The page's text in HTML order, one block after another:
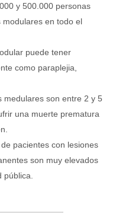
y 500.000 personas
en todo el
puede tener
como paraplejia,
medulares son entre 2 y 5
una muerte prematura
pacientes con lesiones
son muy elevados